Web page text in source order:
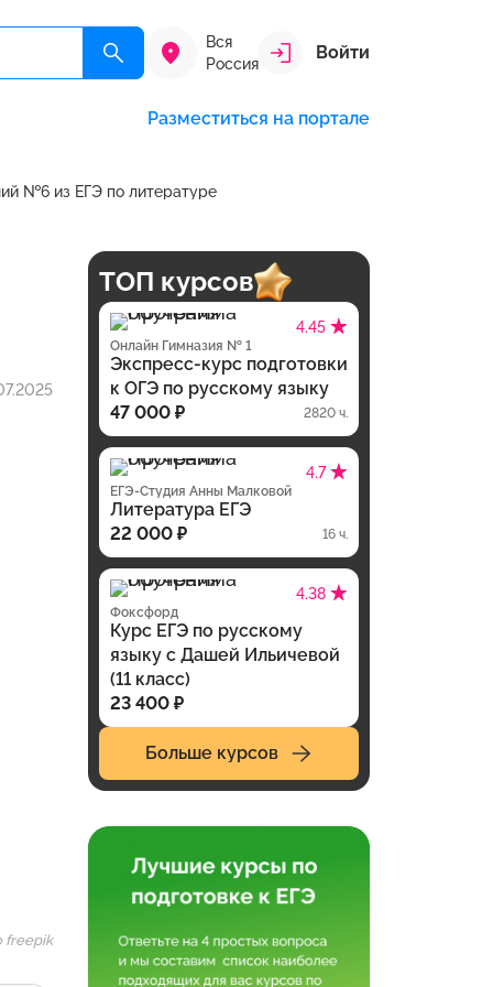
Вся
Россия
Войти
Разместиться на портале
№6 из ЕГЭ по литературе
freepik
ТОП курсов
4.45
Онлайн Гимназия № 1
Экспресс-курс подготовки
к ОГЭ по русскому языку
47 000 ₽
2820 ч.
4.7
ЕГЭ-Студия Анны Малковой
Литература ЕГЭ
22 000 ₽
16 ч.
4.38
Фоксфорд
Курс ЕГЭ по русскому
языку с Дашей Ильичевой
(11 класс)
23 400 ₽
Больше курсов